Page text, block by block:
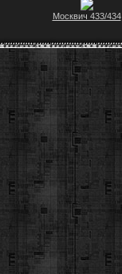
Москвич 433/434